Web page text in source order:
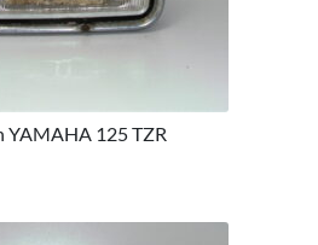
YAMAHA 125 TZR